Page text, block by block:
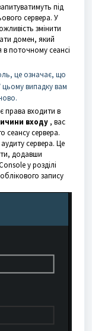
під
сервера. У
змінити
домен, який
в поточному сеансі
це означає, що
випадку вам
права входити в
входу , вас
сеансу сервера.
сервера. Це
додавши
у розділі
запису